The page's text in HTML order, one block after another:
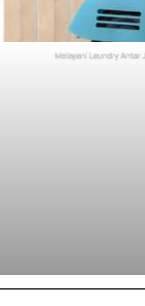
Melayani Laundry Antar